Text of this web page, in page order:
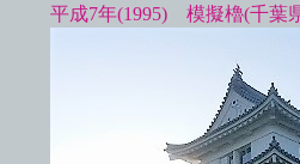
平成7年(1995) 模擬櫓(千葉県